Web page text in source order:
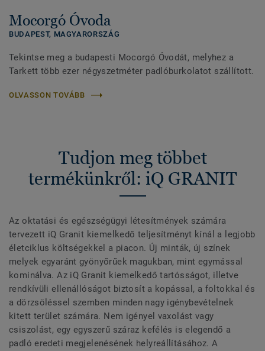
Mocorgó Óvoda
BUDAPEST, MAGYARORSZÁG
Tekintse meg a budapesti Mocorgó Óvodát, melyhez a
Tarkett több ezer négyszetméter padlóburkolatot szállított.
OLVASSON TOVÁBB
Tudjon meg többet
termékünkről: iQ GRANIT
Az oktatási és egészségügyi létesítmények számára
tervezett iQ Granit kiemelkedő teljesítményt kínál a legjobb
életciklus költségekkel a piacon. Új minták, új színek
melyek egyaránt gyönyőrűek magukban, mint egymással
kominálva. Az iQ Granit kiemelkedő tartósságot, illetve
rendkívüli ellenállóságot biztosít a kopással, a foltokkal és
a dörzsöléssel szemben minden nagy igénybevételnek
kitett terület számára. Nem igényel vaxolást vagy
csiszolást, egy egyszerű száraz kefélés is elegendő a
padló eredeti megjelenésének helyreállításához. A